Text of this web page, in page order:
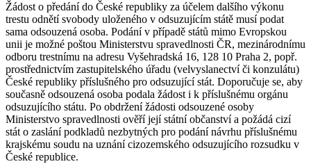
Žádost o předání do České republiky za účelem dalšího výkonu
trestu odnětí svobody uloženého v odsuzujícím státě musí podat
sama odsouzená osoba. Podání v případě států mimo Evropskou
unii je možné poštou Ministerstvu spravedlnosti ČR, mezinárodnímu
odboru trestnímu na adresu Vyšehradská 16, 128 10 Praha 2, popř.
prostřednictvím zastupitelského úřadu (velvyslanectví či konzulátu)
České republiky příslušného pro odsuzující stát. Doporučuje se, aby
současně odsouzená osoba podala žádost i k příslušnému orgánu
odsuzujícího státu. Po obdržení žádosti odsouzené osoby
Ministerstvo spravedlnosti ověří její státní občanství a požádá cizí
stát o zaslání podkladů nezbytných pro podání návrhu příslušnému
krajskému soudu na uznání cizozemského odsuzujícího rozsudku v
České republice.